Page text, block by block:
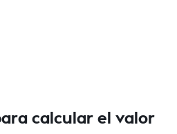
calcular el valor